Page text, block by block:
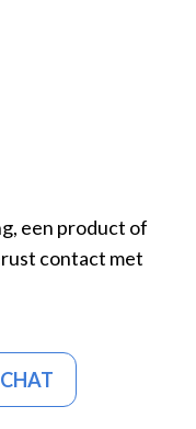
een product of
contact met